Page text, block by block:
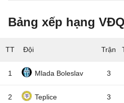
Bảng xếp hạng
TT Đội
1 Mlada Boleslav 3
2 Teplice 3